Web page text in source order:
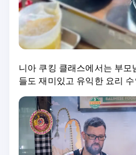
니아 쿠킹 클래스에서는 부
들도 재미있고 유익한 요리